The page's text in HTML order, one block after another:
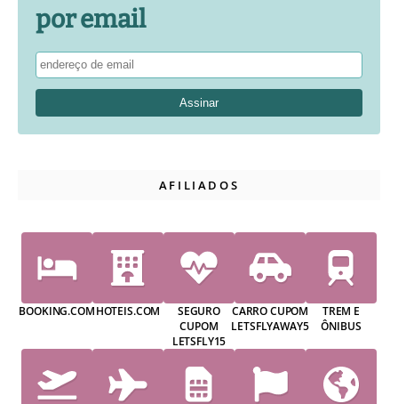
por email
AFILIADOS
BOOKING.COMHOTEIS.COM
SEGURO
CUPOM
LETSFLY15
CARRO CUPOM
LETSFLYAWAY5
TREM E
ÔNIBUS